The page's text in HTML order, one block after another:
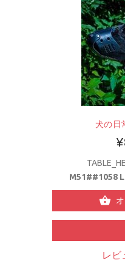
犬の日
M51##1058
レビ